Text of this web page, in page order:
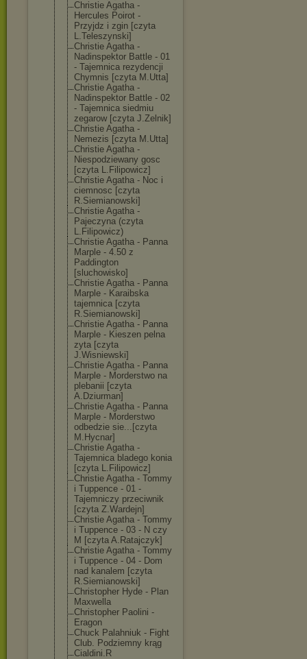
Christie Agatha -
Hercules Poirot -
Przyjdz i zgin [czyta
L.Teleszynski]
Christie Agatha -
Nadinspektor Battle - 01
- Tajemnica rezydencji
Chymnis [czyta M.Utta]
Christie Agatha -
Nadinspektor Battle - 02
- Tajemnica siedmiu
zegarow [czyta J.Zelnik]
Christie Agatha -
Nemezis [czyta M.Utta]
Christie Agatha -
Niespodziewany gosc
[czyta L.Filipowicz]
Christie Agatha - Noc i
ciemnosc [czyta
R.Siemianowski]
Christie Agatha -
Pajeczyna (czyta
L.Filipowicz)
Christie Agatha - Panna
Marple - 4.50 z
Paddington
[sluchowisko]
Christie Agatha - Panna
Marple - Karaibska
tajemnica [czyta
R.Siemianowski]
Christie Agatha - Panna
Marple - Kieszen pelna
zyta [czyta
J.Wisniewski]
Christie Agatha - Panna
Marple - Morderstwo na
plebanii [czyta
A.Dziurman]
Christie Agatha - Panna
Marple - Morderstwo
odbedzie sie...[czyta
M.Hycnar]
Christie Agatha -
Tajemnica bladego konia
[czyta L.Filipowicz]
Christie Agatha - Tommy
i Tuppence - 01 -
Tajemniczy przeciwnik
[czyta Z.Wardejn]
Christie Agatha - Tommy
i Tuppence - 03 - N czy
M [czyta A.Ratajczyk]
Christie Agatha - Tommy
i Tuppence - 04 - Dom
nad kanalem [czyta
R.Siemianowski]
Christopher Hyde - Plan
Maxwella
Christopher Paolini -
Eragon
Chuck Palahniuk - Fight
Club. Podziemny krąg
Cialdini.R